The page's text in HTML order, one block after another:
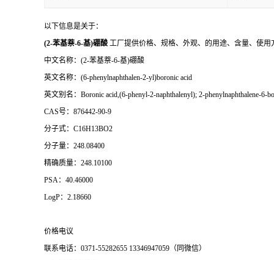
以下信息是关于：
(2-苯基萘-6-基)硼酸 工厂提供价格、规格、外观、的用途、含量、使
中文名称：(2-苯基萘-6-基)硼酸
英文名称：(6-phenylnaphthalen-2-yl)boronic acid
英文别名：Boronic acid,(6-phenyl-2-naphthalenyl); 2-phenylnaphthalene-6-
CAS号：876442-90-9
分子式：C16H13BO2
分子量：248.08400
精确质量：248.10100
PSA：40.46000
LogP：2.18660
价格电议
联系电话：0371-55282655 13346947059（同微信）